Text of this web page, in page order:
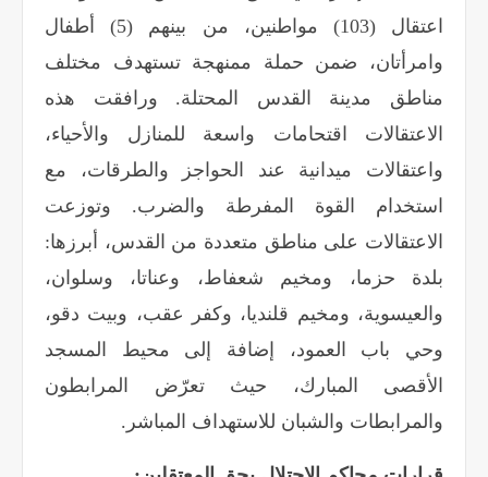
اعتقال (103) مواطنين، من بينهم (5) أطفال
وامرأتان، ضمن حملة ممنهجة تستهدف مختلف
مناطق مدينة القدس المحتلة. ورافقت هذه
الاعتقالات اقتحامات واسعة للمنازل والأحياء،
واعتقالات ميدانية عند الحواجز والطرقات، مع
استخدام القوة المفرطة والضرب. وتوزعت
الاعتقالات على مناطق متعددة من القدس، أبرزها:
بلدة حزما، ومخيم شعفاط، وعناتا، وسلوان،
والعيسوية، ومخيم قلنديا، وكفر عقب، وبيت دقو،
وحي باب العمود، إضافة إلى محيط المسجد
الأقصى المبارك، حيث تعرّض المرابطون
والمرابطات والشبان للاستهداف المباشر .